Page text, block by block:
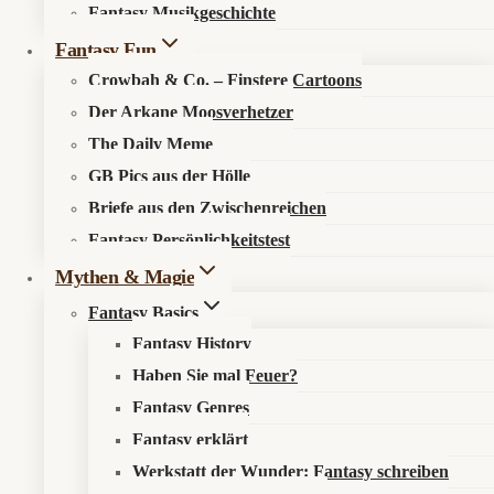
Fantasy Musikgeschichte
Fantasy Fun
Crowbah & Co. – Finstere Cartoons
Der Arkane Moosverhetzer
The Daily Meme
GB Pics aus der Hölle
Briefe aus den Zwischenreichen
Fantasy Persönlichkeitstest
Mythen & Magie
Fantasy Basics
Fantasy History
Haben Sie mal Feuer?
Fantasy Genres
Fantasy erklärt
Werkstatt der Wunder: Fantasy schreiben
Search in content
Clevatess Staffel 2: Babysitten
am Rand des Weltuntergangs
Der Endboss hat Wickeldienst
Staffel 2 startet am8. Juli 2026. Der neue Trailer zeigt